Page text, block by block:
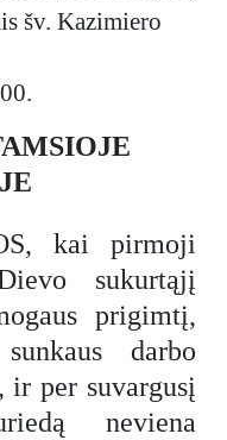
šv. Kazimiero
kai pirmoji
sukurtąjį
prigimtį,
darbo
ir per suvargusį
neviena